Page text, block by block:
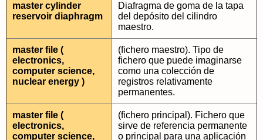
master cylinder
reservoir diaphragm
Diafragma de goma de la tapa
del depósito del cilindro
maestro.
master file (
electronics,
computer science,
nuclear energy )
(fichero maestro). Tipo de
fichero que puede imaginarse
como una colección de
registros relativamente
permanentes.
master file (
electronics,
computer science,
(fichero principal). Fichero que
sirve de referencia permanente
o principal para una aplicación